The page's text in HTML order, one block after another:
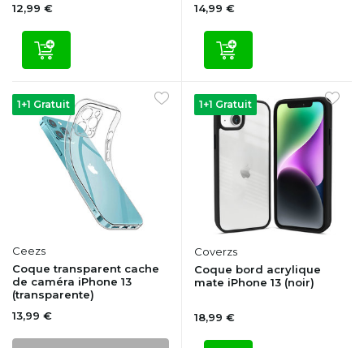
12,99 €
14,99 €
1+1 Gratuit
Ceezs
Coque transparent cache
de caméra iPhone 13
(transparente)
13,99 €
1+1 Gratuit
Coverzs
Coque bord acrylique
mate iPhone 13 (noir)
18,99 €